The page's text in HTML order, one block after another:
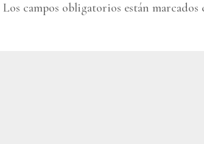
Los campos obligatorios están marcados